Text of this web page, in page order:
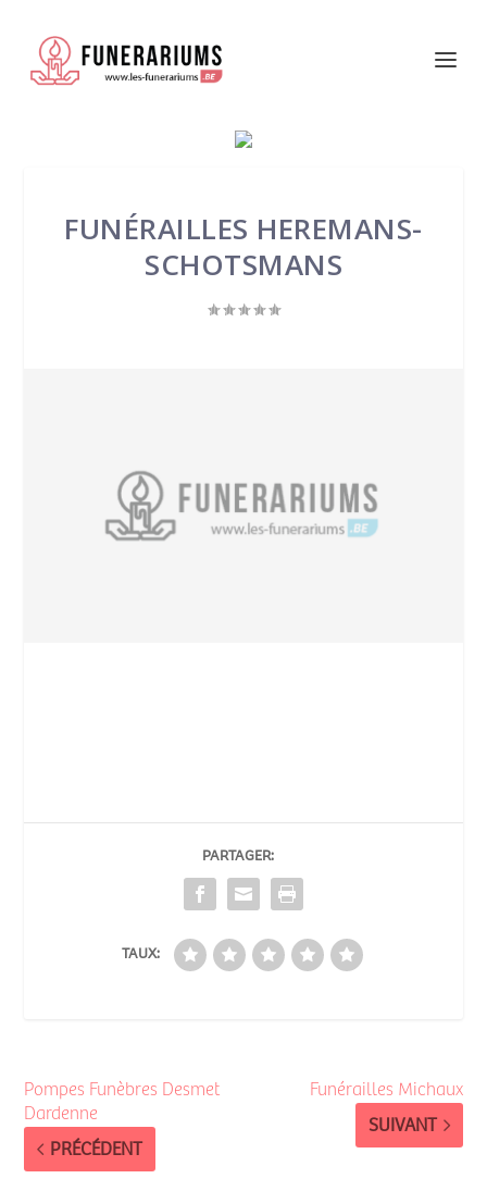
FUNÉRAILLES HEREMANS-
SCHOTSMANS
PARTAGER:
TAUX:
Pompes Funèbres Desmet
Dardenne
PRÉCÉDENT
Funérailles Michaux
SUIVANT